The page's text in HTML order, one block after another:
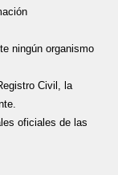
ningún organismo
Civil, la
oficiales de las